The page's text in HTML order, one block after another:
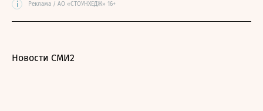
i Реклама / АО «СТОУНХЕДЖ» 16+
Новости СМИ2